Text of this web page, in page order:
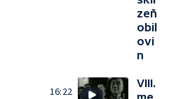
zeň
obil
ovi
n
16:22
VIII.